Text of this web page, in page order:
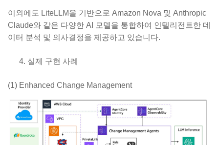
이외에도 LiteLLM을 기반으로 Amazon Nova 및 Anthropic
Claude와 같은 다양한 AI 모델을 통합하여 인텔리전트한 데
이터 분석 및 의사결정을 제공하고 있습니다.
실제 구현 사례
(1) Enhanced Change Management